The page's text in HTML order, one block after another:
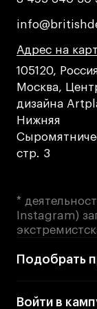
Адрес на
Адрес на
Адрес на
105120,
Москва,
дизайна
Нижняя
стр. 3
*
Instagram)
Подобрать
Войти в